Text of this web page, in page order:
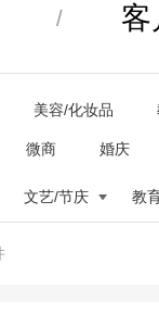
/ 客
美容/化妆品
微商 婚庆
文艺/节庆 教